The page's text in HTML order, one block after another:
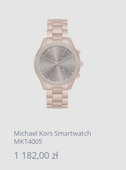
Michael Kors Smartwatch
MKT4005
1 182,00 zł